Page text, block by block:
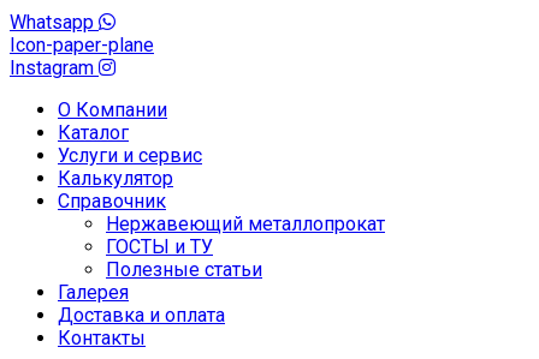
Whatsapp
Icon-paper-plane
Instagram
О Компании
Каталог
Услуги и сервис
Калькулятор
Справочник
Нержавеющий металлопрокат
ГОСТЫ и ТУ
Полезные статьи
Галерея
Доставка и оплата
Контакты